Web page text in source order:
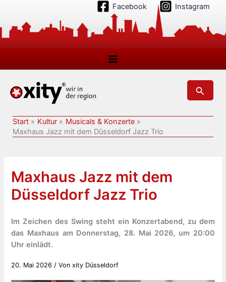
springen
Facebook Instagram
Suchen
Start Kultur
Musicals & Konzerte
Maxhaus Jazz mit dem Düsseldorf Jazz Trio
Maxhaus Jazz mit dem
Düsseldorf Jazz Trio
Im Zeichen des Swing steht ein Konzertabend, zu dem
das Maxhaus am Donnerstag, 28. Mai 2026, um 20:00
Uhr einlädt.
20. Mai 2026 / Vonxity Düsseldorf